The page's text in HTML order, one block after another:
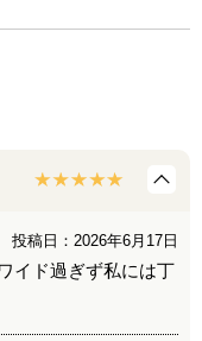
投稿日：2026年6月17日
イド過ぎず私には丁